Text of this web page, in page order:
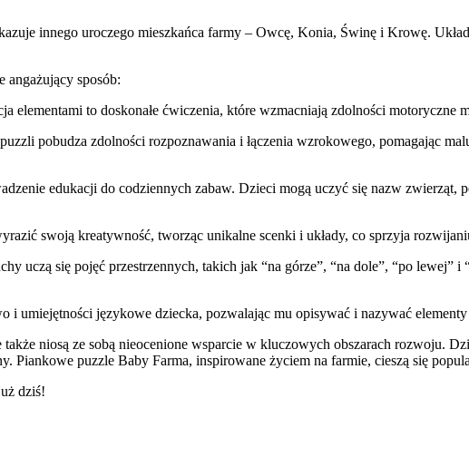
innego uroczego mieszkańca farmy – Owcę, Konia, Świnę i Krowę.
sposób:
elementami to doskonałe ćwiczenia, które wzmacniają zdolności motoryczne
puzzli pobudza zdolności rozpoznawania i łączenia wzrokowego, pomagając
edukacji do codziennych zabaw. Dzieci mogą uczyć się nazw zwierząt,
swoją kreatywność, tworząc unikalne scenki i układy, co sprzyja
uczą się pojęć przestrzennych, takich jak “na górze”, “na dole”, “po lewej”
i umiejętności językowe dziecka, pozwalając mu opisywać i nazywać elementy
niosą ze sobą nieocenione wsparcie w kluczowych obszarach rozwoju.
Piankowe puzzle Baby Farma, inspirowane życiem na farmie, cieszą się
dziś!